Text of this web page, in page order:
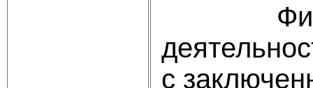
с